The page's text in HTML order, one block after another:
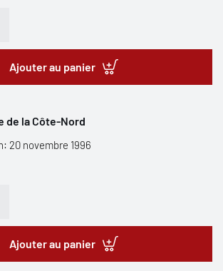
Ajouter au panier
de la Côte-Nord
20 novembre 1996
Ajouter au panier